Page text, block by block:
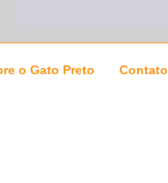
o Gato Preto Contato